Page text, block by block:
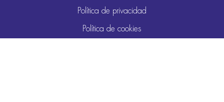
Política de privacidad
Política de cookies